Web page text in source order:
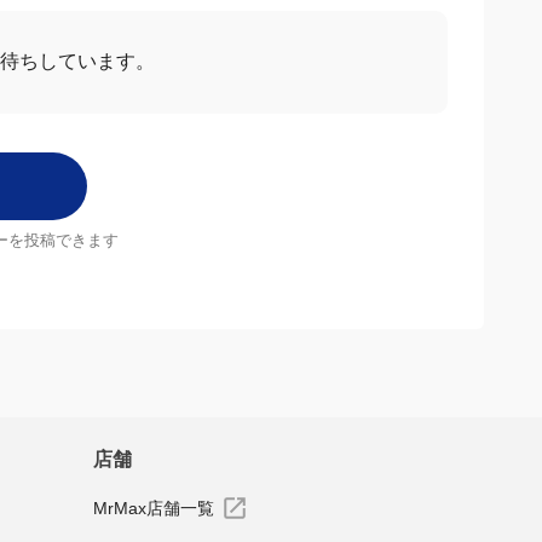
ちしています。
を投稿できます
店舗
MrMax店舗一覧